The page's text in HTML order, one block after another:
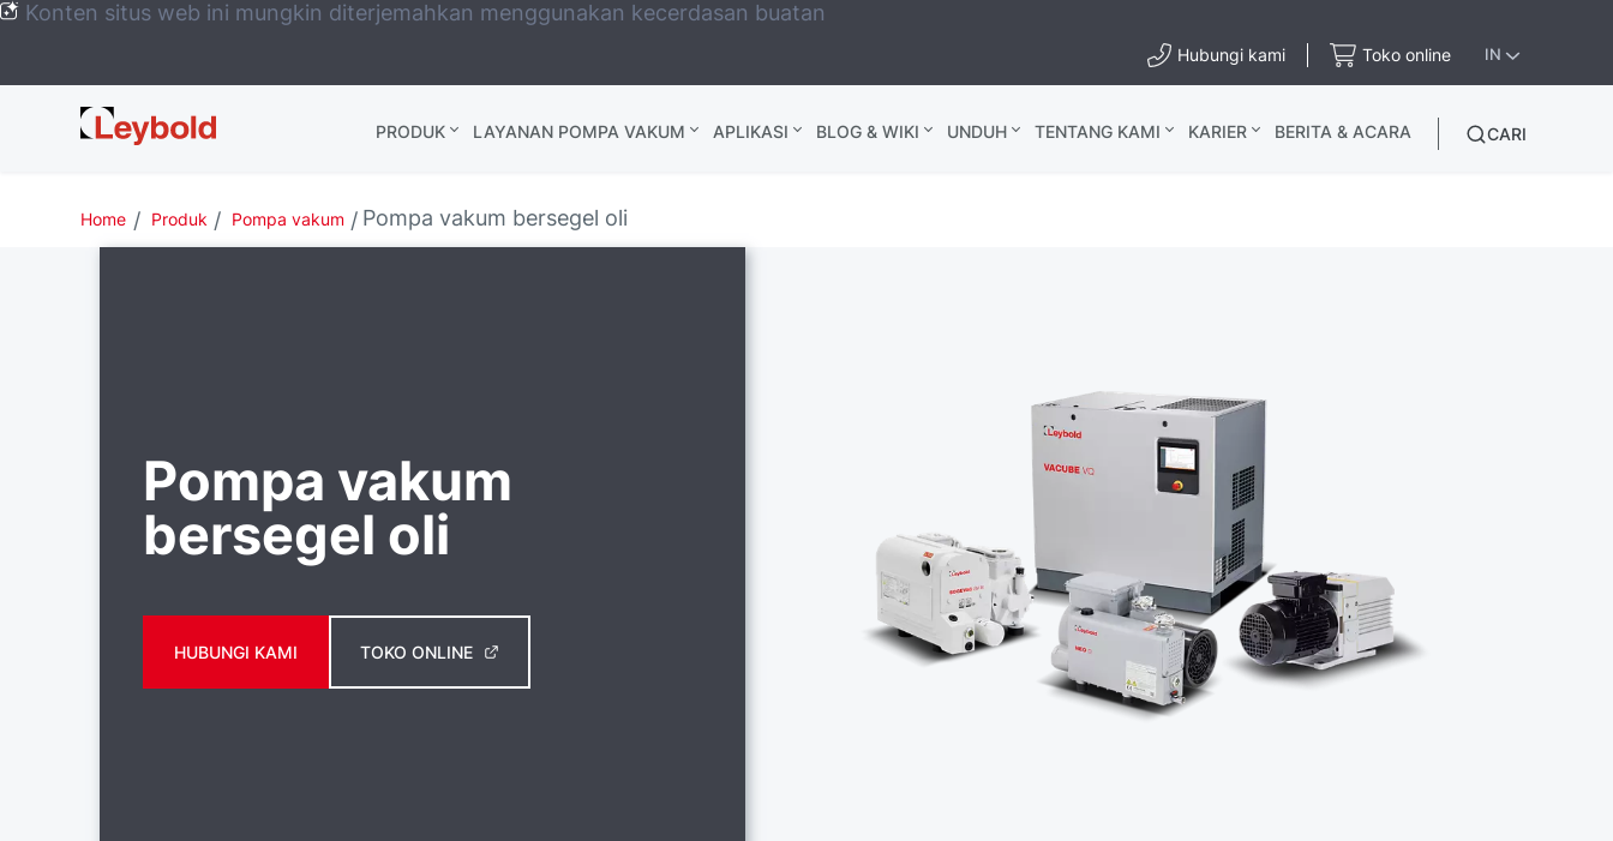
Konten situs web ini mungkin diterjemahkan menggunakan kecerdasan buatan
Hubungi kami Toko online IN
Leybold
Global
PRODUK LAYANAN POMPA VAKUM APLIKASI BLOG & WIKI UNDUH TENTANG KAMI KARIER BERITA & ACARA CARI
Home Produk Pompa vakum Pompa vakum bersegel oli
Pompa vakum
bersegel oli
HUBUNGI KAMI TOKO ONLINE